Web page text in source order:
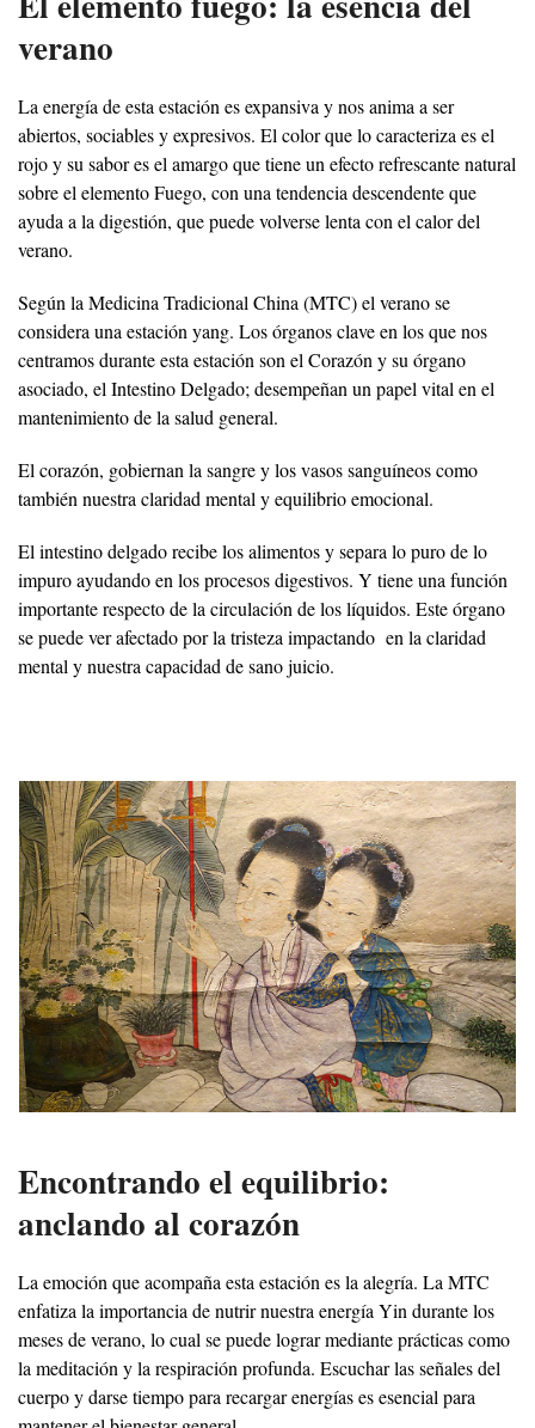
verano
La energía de esta estación es expansiva y nos anima a ser
abiertos, sociables y expresivos. El color que lo caracteriza es el
rojo y su sabor es el amargo que tiene un efecto refrescante natural
sobre el elemento Fuego, con una tendencia descendente que
ayuda a la digestión, que puede volverse lenta con el calor del
verano.
Según la Medicina Tradicional China (MTC) el verano se
considera una estación yang. Los órganos clave en los que nos
centramos durante esta estación son el Corazón y su órgano
asociado, el Intestino Delgado; desempeñan un papel vital en el
mantenimiento de la salud general.
El corazón, gobiernan la sangre y los vasos sanguíneos como
también nuestra claridad mental y equilibrio emocional.
El intestino delgado recibe los alimentos y separa lo puro de lo
impuro ayudando en los procesos digestivos. Y tiene una función
importante respecto de la circulación de los líquidos. Este órgano
se puede ver afectado por la tristeza impactando en la claridad
mental y nuestra capacidad de sano juicio.
Encontrando el equilibrio:
anclando al corazón
La emoción que acompaña esta estación es la alegría. La MTC
enfatiza la importancia de nutrir nuestra energía Yin durante los
meses de verano, lo cual se puede lograr mediante prácticas como
la meditación y la respiración profunda. Escuchar las señales del
cuerpo y darse tiempo para recargar energías es esencial para